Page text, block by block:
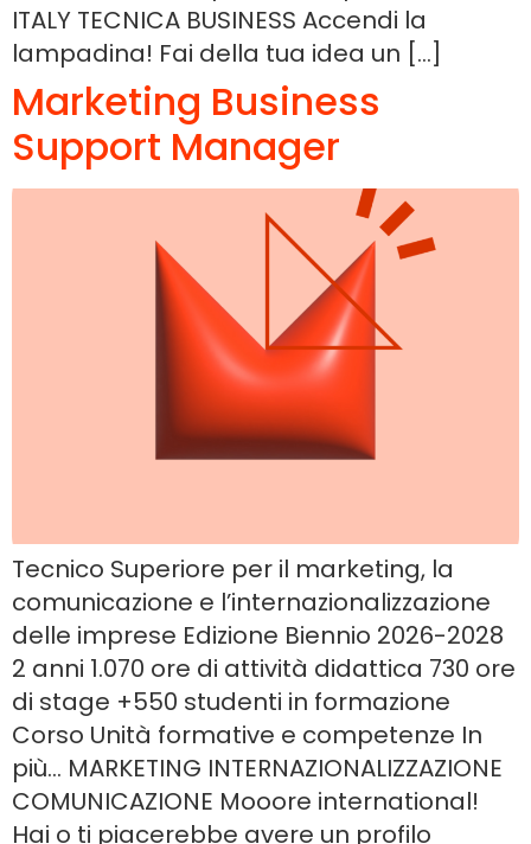
ITALY TECNICA BUSINESS Accendi la
lampadina! Fai della tua idea un […]
Marketing Business
Support Manager
Tecnico Superiore per il marketing, la
comunicazione e l’internazionalizzazione
delle imprese Edizione Biennio 2026-2028
2 anni 1.070 ore di attività didattica 730 ore
di stage +550 studenti in formazione
Corso Unità formative e competenze In
più… MARKETING INTERNAZIONALIZZAZIONE
COMUNICAZIONE Mooore international!
Hai o ti piacerebbe avere un profilo